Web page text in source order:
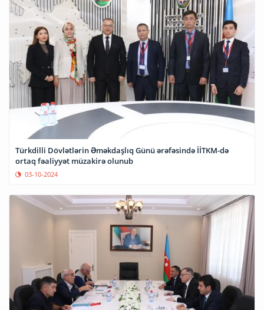
Türkdilli Dövlətlərin Əməkdaşlıq Günü ərəfəsində İİTKM-də
ortaq fəaliyyət müzakirə olunub
03-10-2024